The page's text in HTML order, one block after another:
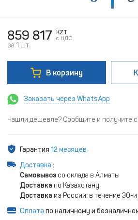
859 817
KZT
c НДС
за 1 шт.
В корзину
Заказать через WhatsApp
Нашли дешевле? Сообщите и получите
Гарантия 12 месяцев
Доставка :
Самовывоз со склада в Алматы
Доставка по Казахстану
Доставка из России: в течение 30-
Оплата по наличному и